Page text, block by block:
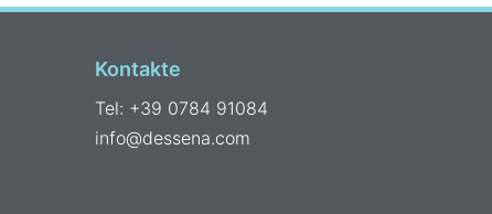
Kontakte
Tel: +39 0784 91084
info@dessena.com